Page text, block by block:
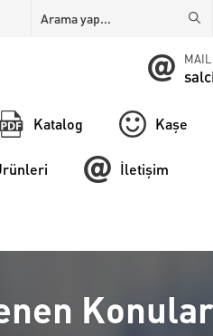
Katalog Kaşe
İletişim
Konular